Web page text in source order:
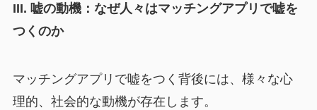
III. 嘘の動機：なぜ人々はマッチングアプリで嘘を
つくのか
マッチングアプリで嘘をつく背後には、様々な心
理的、社会的な動機が存在します。